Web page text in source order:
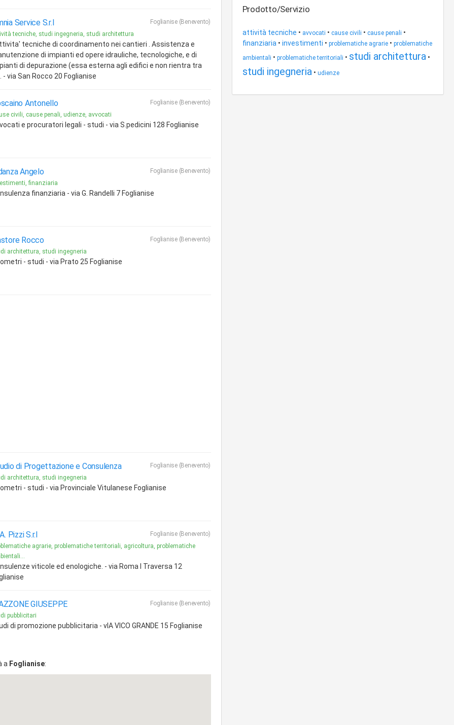
Service S.r.l
Foglianise (Benevento)
tecniche, studi ingegneria, studi architettura
tecniche di coordinamento nei cantieri . Assistenza e
di impianti ed opere idrauliche, tecnologiche, e di
di depurazione (essa esterna agli edifici e non rientra tra
- via San Rocco 20 Foglianise
Antonello
Foglianise (Benevento)
civili, cause penali, udienze, avvocati
e procuratori legali - studi - via S.pedicini 128 Foglianise
Angelo
Foglianise (Benevento)
finanziaria
finanziaria - via G. Randelli 7 Foglianise
Rocco
Foglianise (Benevento)
architettura, studi ingegneria
- studi - via Prato 25 Foglianise
di Progettazione e Consulenza
Foglianise (Benevento)
architettura, studi ingegneria
- studi - via Provinciale Vitulanese Foglianise
Pizzi S.r.l
Foglianise (Benevento)
agrarie, problematiche territoriali, agricoltura, problematiche
viticole ed enologiche. - via Roma I Traversa 12
GIUSEPPE
Foglianise (Benevento)
pubblicitari
di promozione pubblicitaria - vIA VICO GRANDE 15 Foglianise
a Foglianise:
Prodotto/Servizio
attività tecniche • avvocati • cause civili • cause penali •
finanziaria • investimenti • problematiche agrarie • problematiche
ambientali • problematiche territoriali • studi architettura •
studi ingegneria • udienze